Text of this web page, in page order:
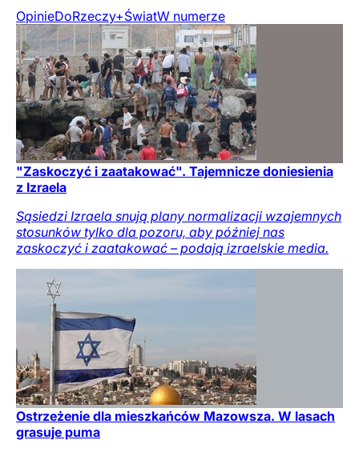
OpinieDoRzeczy+ŚwiatW numerze
"Zaskoczyć i zaatakować". Tajemnicze doniesienia
z Izraela
Sąsiedzi Izraela snują plany normalizacji wzajemnych
stosunków tylko dla pozoru, aby później nas
zaskoczyć i zaatakować – podają izraelskie media.
Ostrzeżenie dla mieszkańców Mazowsza. W lasach
grasuje puma